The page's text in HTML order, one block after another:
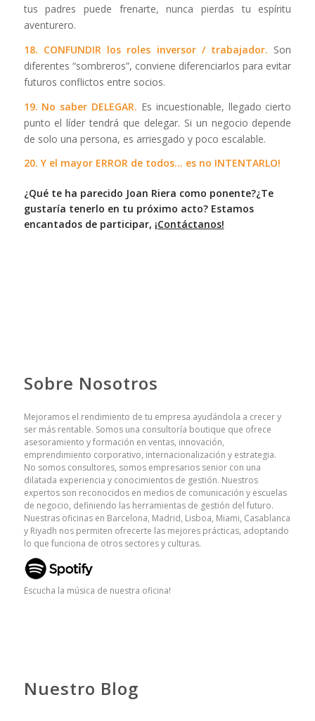
tus padres puede frenarte, nunca pierdas tu espíritu
aventurero.
18. CONFUNDIR los roles inversor / trabajador. Son
diferentes “sombreros”, conviene diferenciarlos para evitar
futuros conflictos entre socios.
19. No saber DELEGAR. Es incuestionable, llegado cierto
punto el líder tendrá que delegar. Si un negocio depende
de solo una persona, es arriesgado y poco escalable.
20. Y el mayor ERROR de todos… es no INTENTARLO!
¿Qué te ha parecido Joan Riera como ponente?¿Te
gustaría tenerlo en tu próximo acto? Estamos
encantados de participar, ¡Contáctanos!
Sobre Nosotros
Mejoramos el rendimiento de tu empresa ayudándola a crecer y
ser más rentable. Somos una consultoría boutique que ofrece
asesoramiento y formación en ventas, innovación,
emprendimiento corporativo, internacionalización y estrategia.
No somos consultores, somos empresarios senior con una
dilatada experiencia y conocimientos de gestión. Nuestros
expertos son reconocidos en medios de comunicación y escuelas
de negocio, definiendo las herramientas de gestión del futuro.
Nuestras oficinas en Barcelona, Madrid, Lisboa, Miami, Casablanca
y Riyadh nos permiten ofrecerte las mejores prácticas, adoptando
lo que funciona de otros sectores y culturas.
Escucha la música de nuestra oficina!
Nuestro Blog